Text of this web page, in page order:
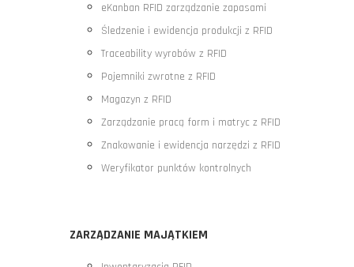
eKanban RFID zarządzanie zapasami
Śledzenie i ewidencja produkcji z RFID
Traceability wyrobów z RFID
Pojemniki zwrotne z RFID
Magazyn z RFID
Zarządzanie pracą form i matryc z RFID
Znakowanie i ewidencja narzędzi z RFID
Weryfikator punktów kontrolnych
ZARZĄDZANIE MAJĄTKIEM